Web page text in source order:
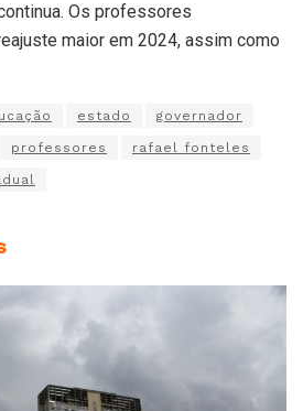
Os professores
maior em 2024, assim como
estado governador
professores rafael fonteles